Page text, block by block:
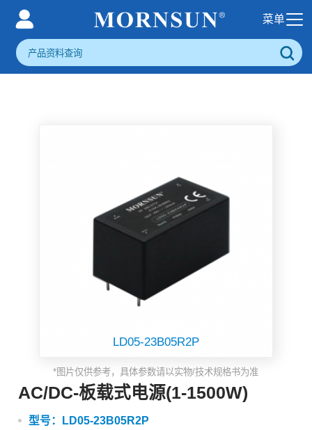
LD05-23B05R2P
*图片仅供参考，具体参数请以实物/技术规格书为准
AC/DC-板载式电源(1-1500W)
型号：
LD05-23B05R2P